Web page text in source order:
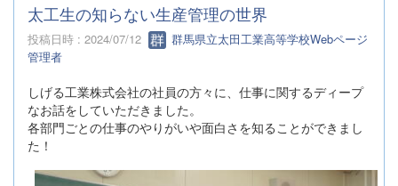
太工生の知らない生産管理の世界
投稿日時 : 2024/07/12
群馬県立太田工業高等学校Webページ
管理者
しげる工業株式会社の社員の方々に、仕事に関するディープ
なお話をしていただきました。
各部門ごとの仕事のやりがいや面白さを知ることができまし
た！